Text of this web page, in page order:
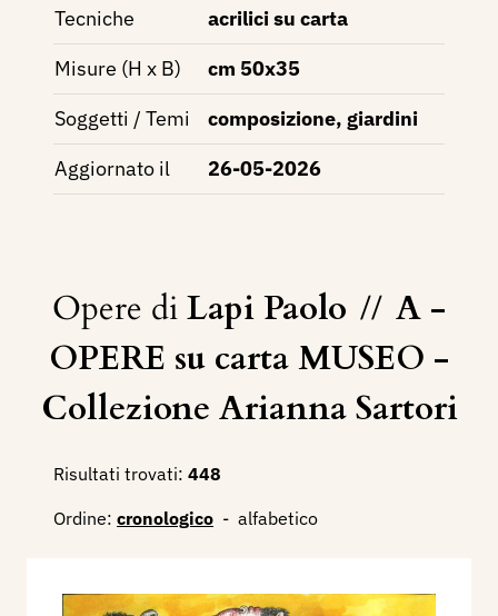
Tecniche
acrilici su carta
Misure (H x B)
cm 50x35
Soggetti / Temi
composizione, giardini
Aggiornato il
26-05-2026
Opere diLapi Paolo // A -
OPERE su carta MUSEO -
Collezione Arianna Sartori
Risultati trovati: 448
Ordine: cronologico - alfabetico